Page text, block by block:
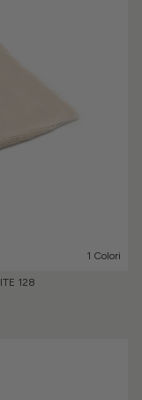
1 Colori
128